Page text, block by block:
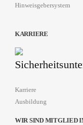
Hinweisgebersystem
KARRIERE
Karriere
Ausbildung
WIR SIND MITGLIED